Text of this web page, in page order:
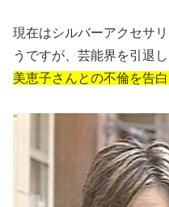
現在はシルバーアクセサ
うですが、芸能界を引退
美恵子さんとの不倫を告